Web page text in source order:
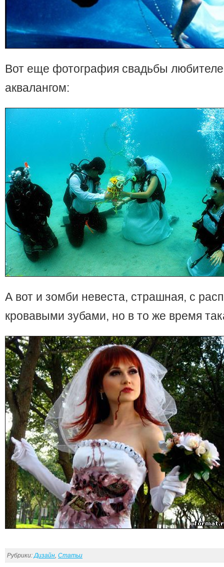
Вот еще фотография свадьбы
аквалангом:
А вот и зомби невеста, страшная, с
кровавыми зубами, но в то же время
Рубрики:Дизайн, Статьи